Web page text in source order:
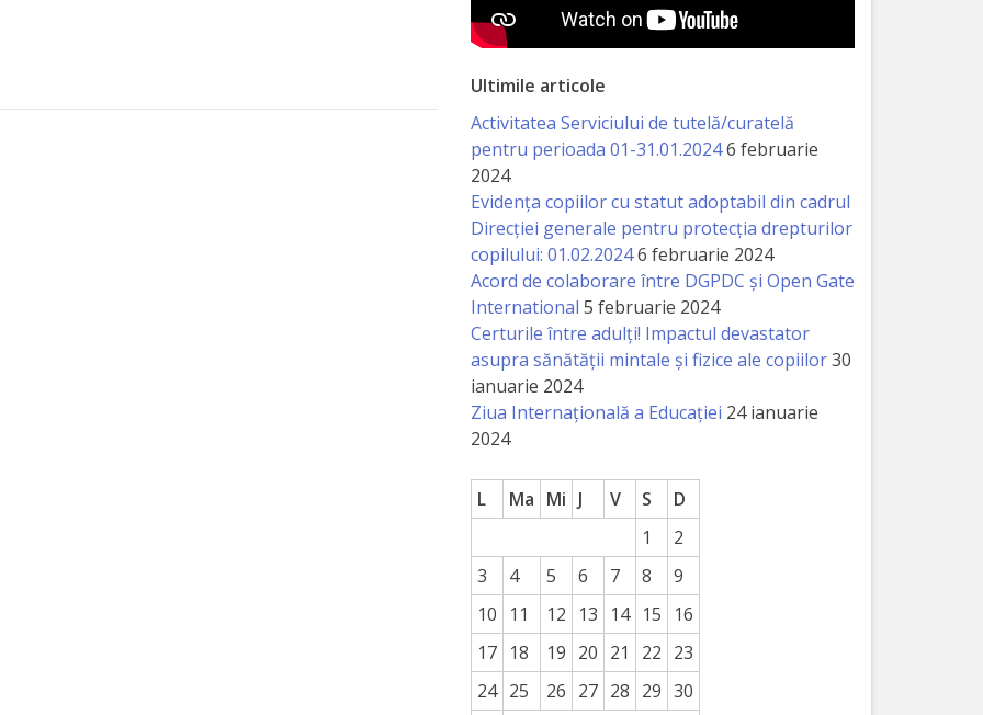
Ultimile articole
Activitatea Serviciului de tutelă/curatelă
pentru perioada 01-31.01.20246 februarie
2024
Evidența copiilor cu statut adoptabil din cadrul
Direcției generale pentru protecția drepturilor
copilului: 01.02.20246 februarie 2024
Acord de colaborare între DGPDC și Open Gate
International 5 februarie 2024
Certurile între adulți! Impactul devastator
asupra sănătății mintale și fizice ale copiilor30
ianuarie 2024
Ziua Internațională a Educației 24 ianuarie
2024
L Ma Mi J V S
D
1
2
3
4 5 6 7 8
9
10
11 12 13 14 15
16
17 18 19 20 21 22 23
24 25 26 27 28 29 30